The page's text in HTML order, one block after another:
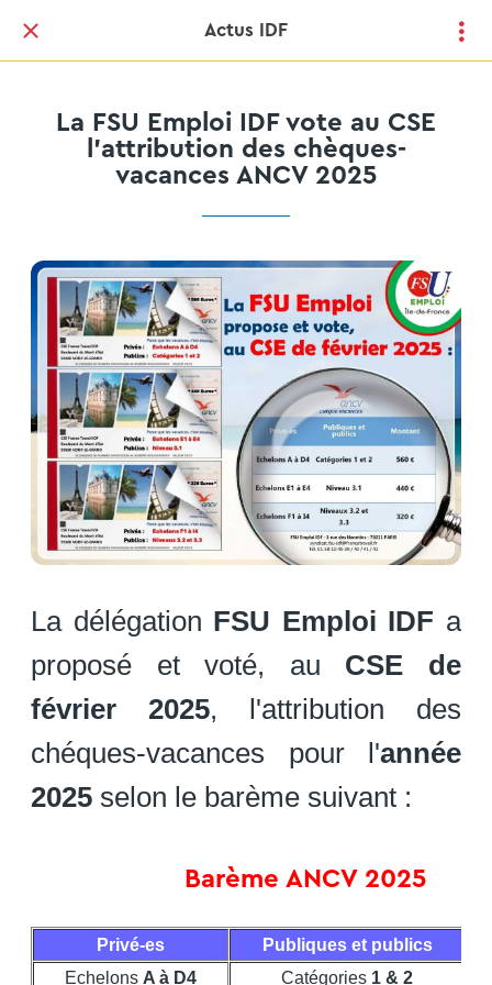
Actus IDF
La FSU Emploi IDF vote au CSE
l'attribution des chèques-
vacances ANCV 2025
La délégation FSU Emploi IDF a
proposé et voté, au CSE de
février 2025, l'attribution des
chéques-vacances pour l'année
2025 selon le barème suivant :
Barème ANCV 2025
Privé-es Publiques et publics
Echelons A à D4 Catégories 1 & 2